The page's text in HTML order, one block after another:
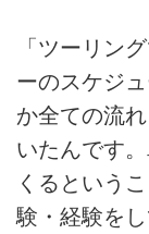
「ツーリン
ーのスケジ
か全ての流
いたんです
くるという
験・経験を